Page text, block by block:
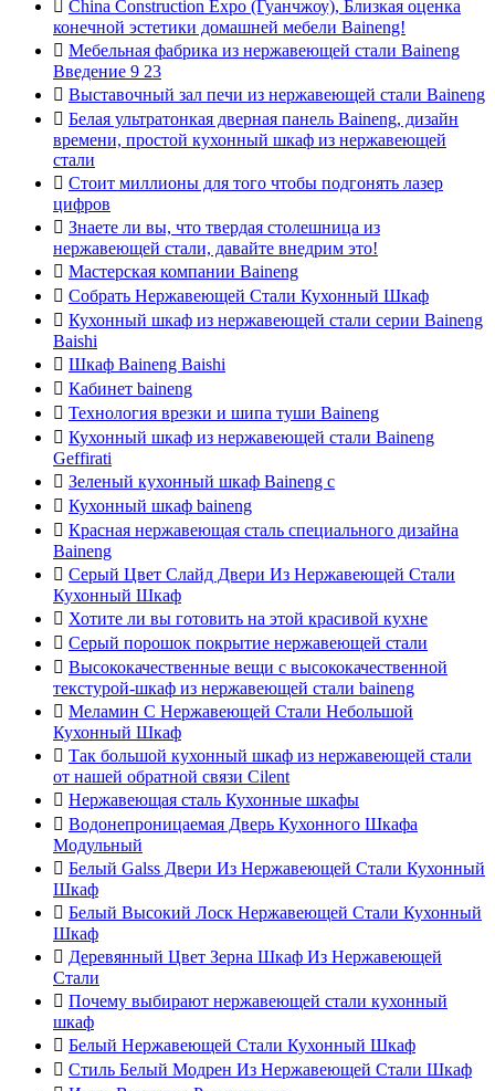
China Construction Expo (Гуанчжоу), Близкая оценка
конечной эстетики домашней мебели Baineng!
 Мебельная фабрика из нержавеющей стали Baineng
Введение 9 23
 Выставочный зал печи из нержавеющей стали Baineng
 Белая ультратонкая дверная панель Baineng, дизайн
времени, простой кухонный шкаф из нержавеющей
стали
 Стоит миллионы для того чтобы подгонять лазер
цифров
 Знаете ли вы, что твердая столешница из
нержавеющей стали, давайте внедрим это!
 Мастерская компании Baineng
 Собрать Нержавеющей Стали Кухонный Шкаф
 Кухонный шкаф из нержавеющей стали серии Baineng
Baishi
 Шкаф Baineng Baishi
 Кабинет baineng
 Технология врезки и шипа туши Baineng
 Кухонный шкаф из нержавеющей стали Baineng
Geffirati
 Зеленый кухонный шкаф Baineng с
 Кухонный шкаф baineng
 Красная нержавеющая сталь специального дизайна
Baineng
 Серый Цвет Слайд Двери Из Нержавеющей Стали
Кухонный Шкаф
 Хотите ли вы готовить на этой красивой кухне
 Серый порошок покрытие нержавеющей стали
 Высококачественные вещи с высококачественной
текстурой-шкаф из нержавеющей стали baineng
 Меламин С Нержавеющей Стали Небольшой
Кухонный Шкаф
 Так большой кухонный шкаф из нержавеющей стали
от нашей обратной связи Cilent
 Нержавеющая сталь Кухонные шкафы
 Водонепроницаемая Дверь Кухонного Шкафа
Модульный
 Белый Galss Двери Из Нержавеющей Стали Кухонный
Шкаф
 Белый Высокий Лоск Нержавеющей Стали Кухонный
Шкаф
 Деревянный Цвет Зерна Шкаф Из Нержавеющей
Стали
 Почему выбирают нержавеющей стали кухонный
шкаф
 Белый Нержавеющей Стали Кухонный Шкаф
 Стиль Белый Модрен Из Нержавеющей Стали Шкаф